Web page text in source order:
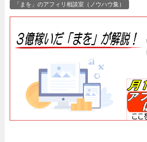
「まを」のアフィリ相談室（ノウハウ集）